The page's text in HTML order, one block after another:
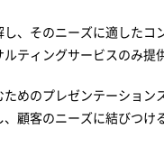
、そのニーズに適した
ティングサービスのみ提
めのプレゼンテーショ
顧客のニーズに結びつけ